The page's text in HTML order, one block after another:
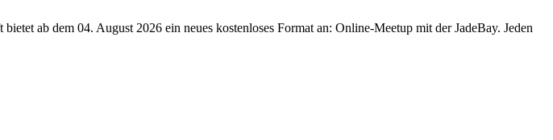
ab dem 04. August 2026 ein neues kostenloses Format an: Online-Meetup mit der JadeBay. Jeden